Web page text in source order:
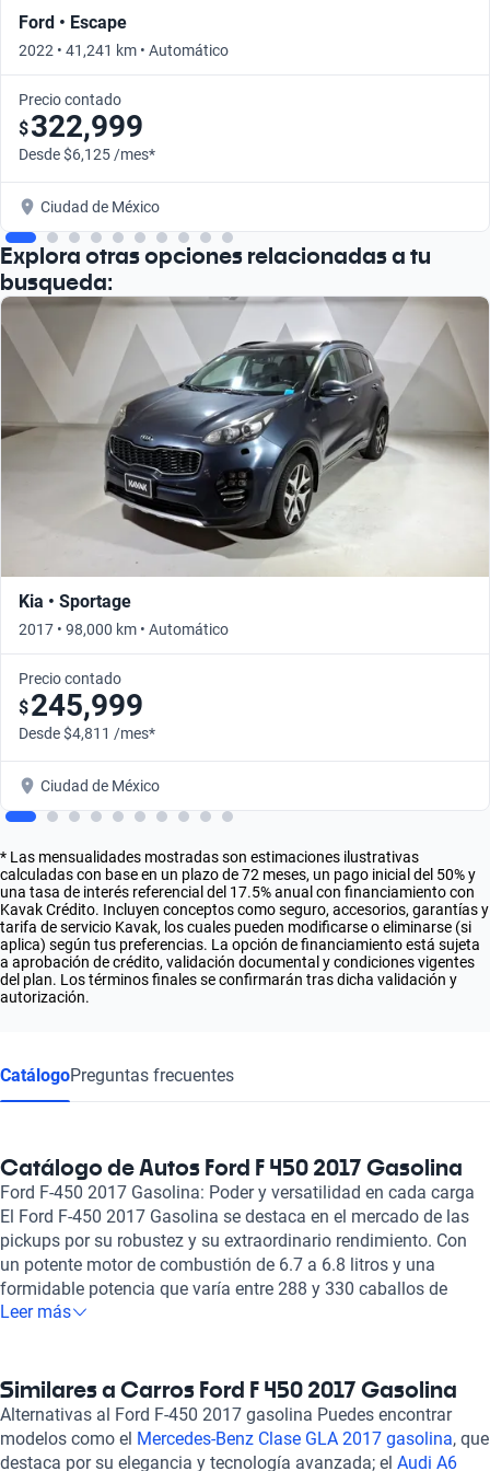
Ford • Escape
2022 • 41,241 km • Automático
Precio contado
$322,999
Desde $6,125 /mes*
Ciudad de México
Explora otras opciones relacionadas a tu
busqueda:
Kia • Sportage
2017 • 98,000 km • Automático
Precio contado
$245,999
Desde $4,811 /mes*
Ciudad de México
* Las mensualidades mostradas son estimaciones ilustrativas
calculadas con base en un plazo de 72 meses, un pago inicial del 50% y
una tasa de interés referencial del 17.5% anual con financiamiento con
Kavak Crédito. Incluyen conceptos como seguro, accesorios, garantías y
tarifa de servicio Kavak, los cuales pueden modificarse o eliminarse (si
aplica) según tus preferencias. La opción de financiamiento está sujeta
a aprobación de crédito, validación documental y condiciones vigentes
del plan. Los términos finales se confirmarán tras dicha validación y
autorización.
CatálogoPreguntas frecuentes
Catálogo de Autos Ford F 450 2017 Gasolina
Ford F-450 2017 Gasolina: Poder y versatilidad en cada carga
El Ford F-450 2017 Gasolina se destaca en el mercado de las
pickups por su robustez y su extraordinario rendimiento. Con
un potente motor de combustión de 6.7 a 6.8 litros y una
formidable potencia que varía entre 288 y 330 caballos de
fuerza, este vehículo es ideal para quienes buscan un aliado en
desafío que se presente en el camino. Este modelo cuenta con
una cabina que proporciona espacio para tres ocupantes,
ofreciendo comodidad y un diseño funcional. Además, los
asientos de tela aseguran un equilibrio entre confort y
Leer más
Similares a Carros Ford F 450 2017 Gasolina
Alternativas al Ford F-450 2017 gasolina Puedes encontrar
modelos como el Mercedes-Benz Clase GLA 2017 gasolina, que
destaca por su elegancia y tecnología avanzada; el Audi A6